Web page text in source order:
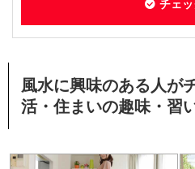
チェッ
風水に興味のある人が
活・住まいの趣味・習